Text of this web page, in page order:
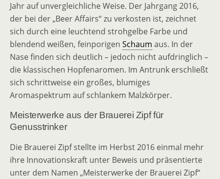
Jahr auf unvergleichliche Weise. Der Jahrgang 2016,
der bei der „Beer Affairs“ zu verkosten ist, zeichnet
sich durch eine leuchtend strohgelbe Farbe und
blendend weißen, feinporigen Schaum aus. In der
Nase finden sich deutlich – jedoch nicht aufdringlich –
die klassischen Hopfenaromen. Im Antrunk erschließt
sich schrittweise ein großes, blumiges
Aromaspektrum auf schlankem Malzkörper.
Meisterwerke aus der Brauerei Zipf für
Genusstrinker
Die Brauerei Zipf stellte im Herbst 2016 einmal mehr
ihre Innovationskraft unter Beweis und präsentierte
unter dem Namen „Meisterwerke der Brauerei Zipf“